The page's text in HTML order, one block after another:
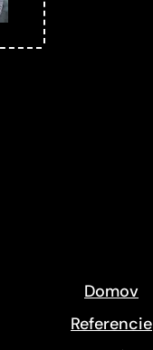
Domov
Referencie